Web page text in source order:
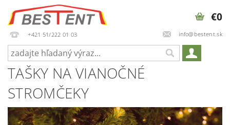
+421 51/222 01 03 info@bestent.sk
€0
TAŠKY NA VIANOČNÉ
STROMČEKY